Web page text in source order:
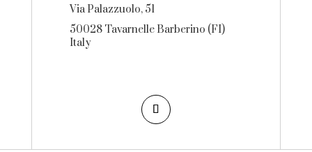
Via Palazzuolo, 51
50028 Tavarnelle Barberino (FI)
Italy